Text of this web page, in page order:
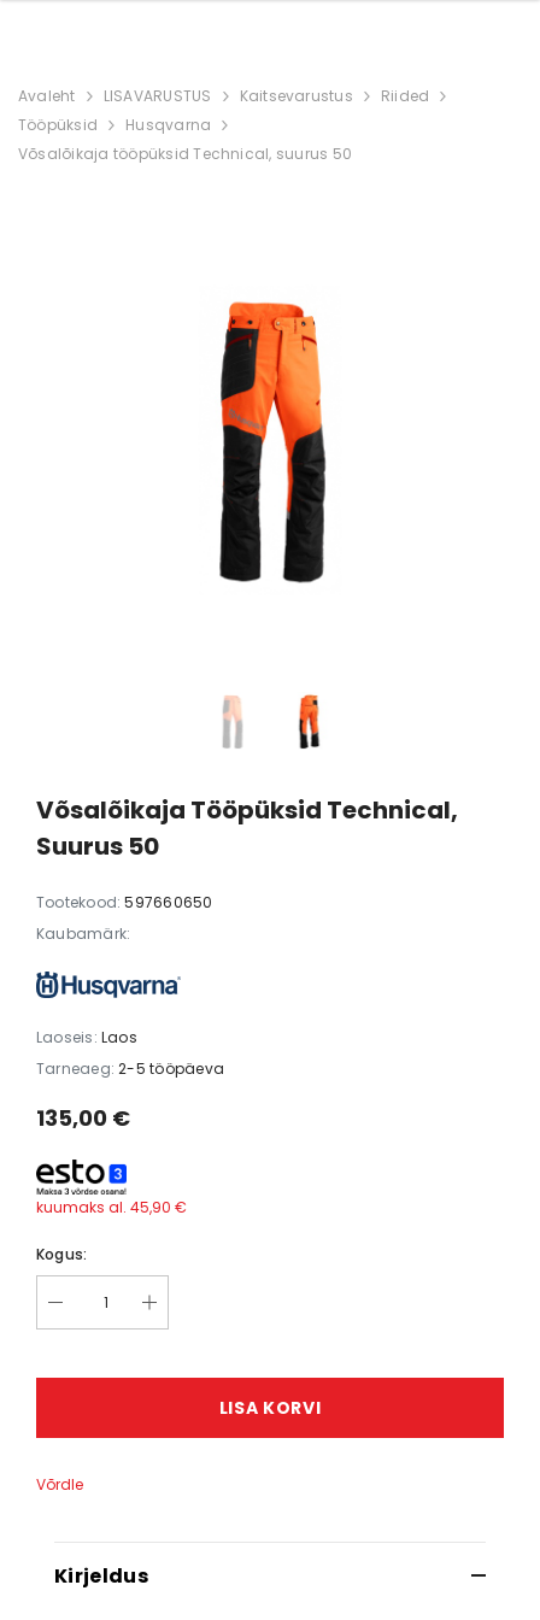
Avaleht LISAVARUSTUS Kaitsevarustus
Riided
Tööpüksid
Husqvarna
Võsalõikaja tööpüksid Technical, suurus 50
Võsalõikaja Tööpüksid Technical,
Suurus 50
Tootekood: 597660650
Kaubamärk:
Laoseis: Laos
Tarneaeg: 2-5 tööpäeva
135,00 €
kuumaks al. 45,90 €
Kogus:
LISA KORVI
Võrdle
Kirjeldus
Husqvarna Automower® 305E